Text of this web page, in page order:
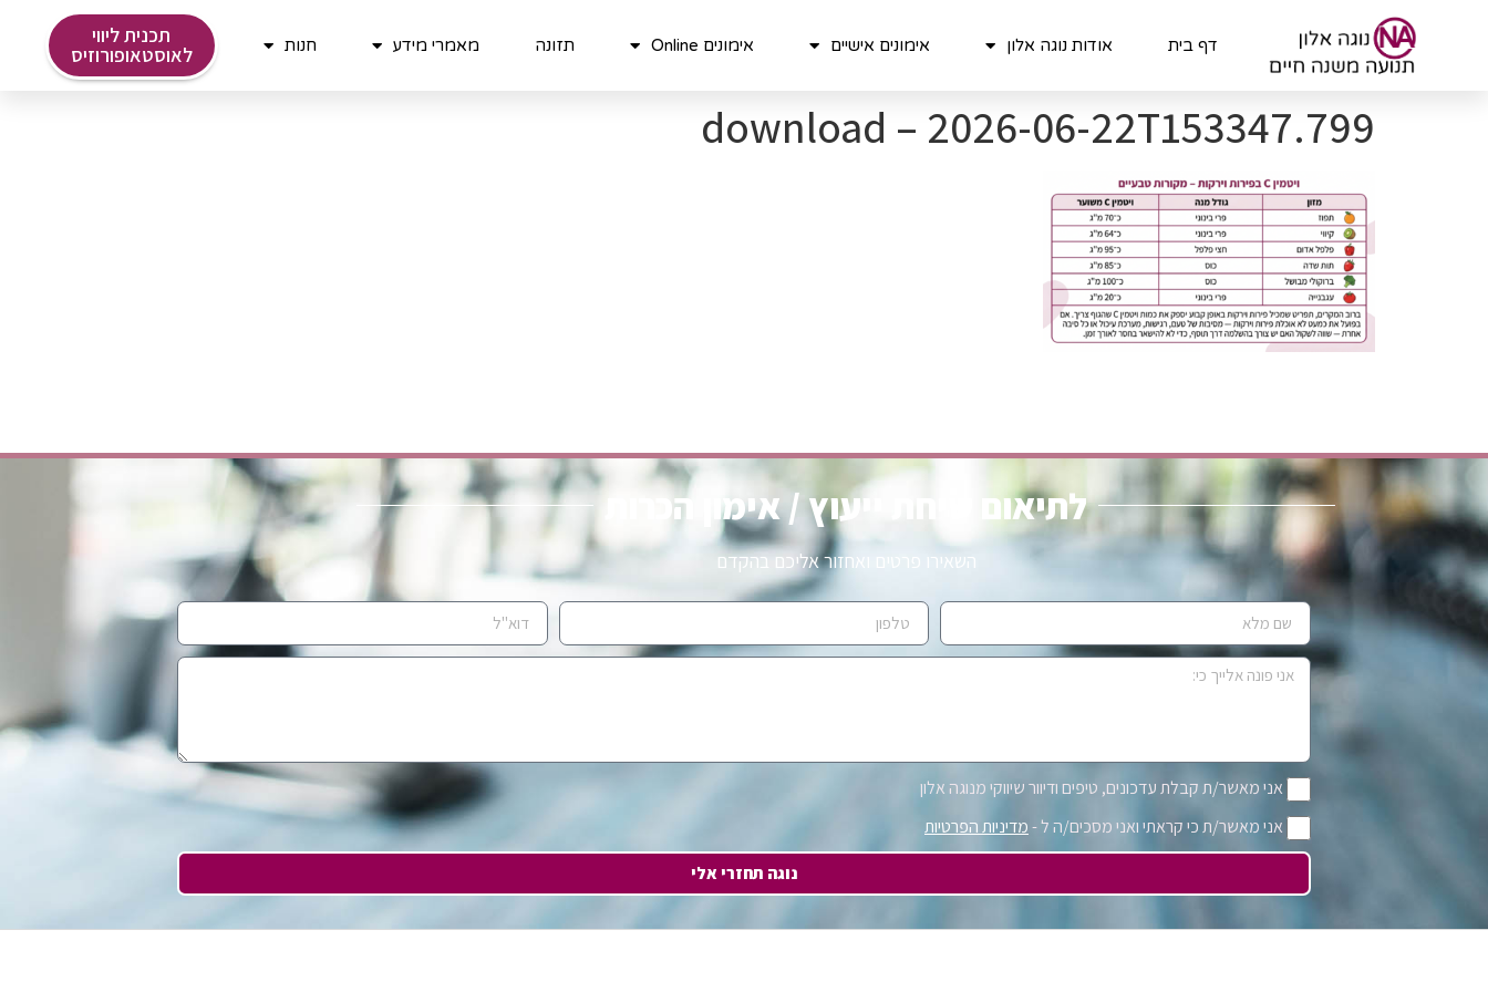
דף בית אודות נוגה אלון אימונים אישיים אימונים Online תזונה מאמרי מידע חנות תכנית ליווי
לאוסטאופורוזיס
download – 2026-06-22T153347.799
לתיאום שיחת ייעוץ / אימון הכרות
השאירו פרטים ואחזור אליכם בהקדם
אני מאשר/ת קבלת עדכונים, טיפים ודיוור שיווקי מנוגה אלון
אני מאשר/ת כי קראתי ואני מסכים/ה ל -מדיניות הפרטיות
נוגה תחזרי אלי